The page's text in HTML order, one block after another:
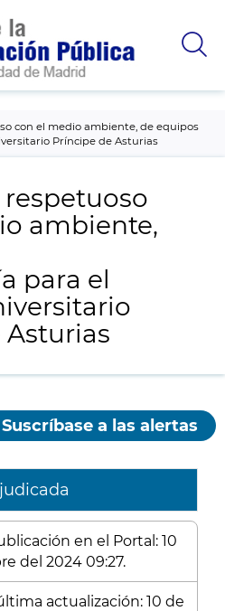
con el medio ambiente, de equipos
Príncipe de Asturias
ambiente,
para el
Suscríbase a las alertas
en el Portal: 10
del 2024 09:27.
actualización: 10 de